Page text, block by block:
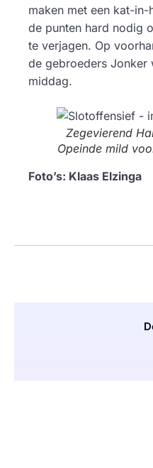
maken met een kat-in-
de punten hard nodig
te verjagen. Op
de gebroeders Jonker
middag.
Zegevierend
Opeinde mild
Foto’s: Klaas Elzinga